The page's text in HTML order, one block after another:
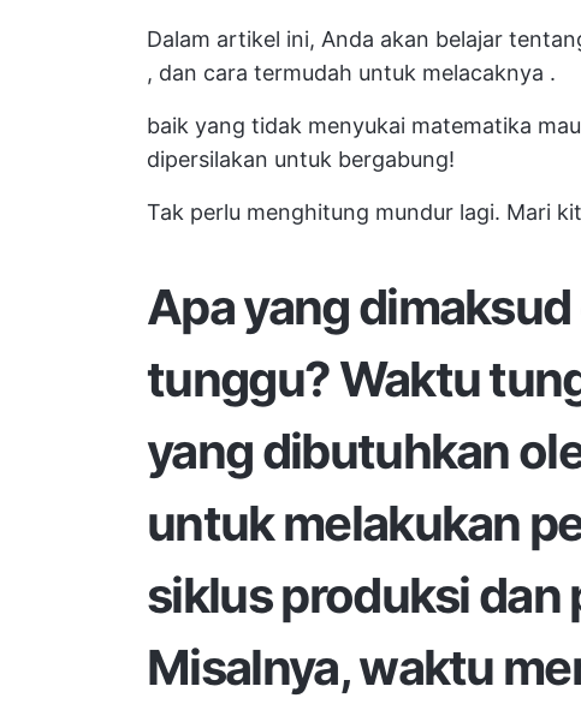
Dalam artikel ini, Anda akan belajar
, dan cara termudah untuk melacaknya .
baik yang tidak menyukai matematika
dipersilakan untuk bergabung!
Tak perlu menghitung mundur lagi. Mari
Apa yang
tunggu?Waktu
yang dibutuhkan
untuk melakukan
siklus produksi dan
Misalnya, waktu